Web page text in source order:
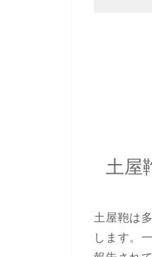
土屋
土屋鞄は
します。